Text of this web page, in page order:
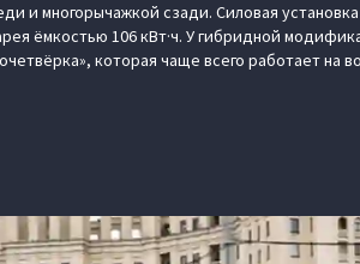
и многорычажкой сзади. Силовая
ёмкостью 106 кВт·ч. У гибридной
которая чаще всего работает на